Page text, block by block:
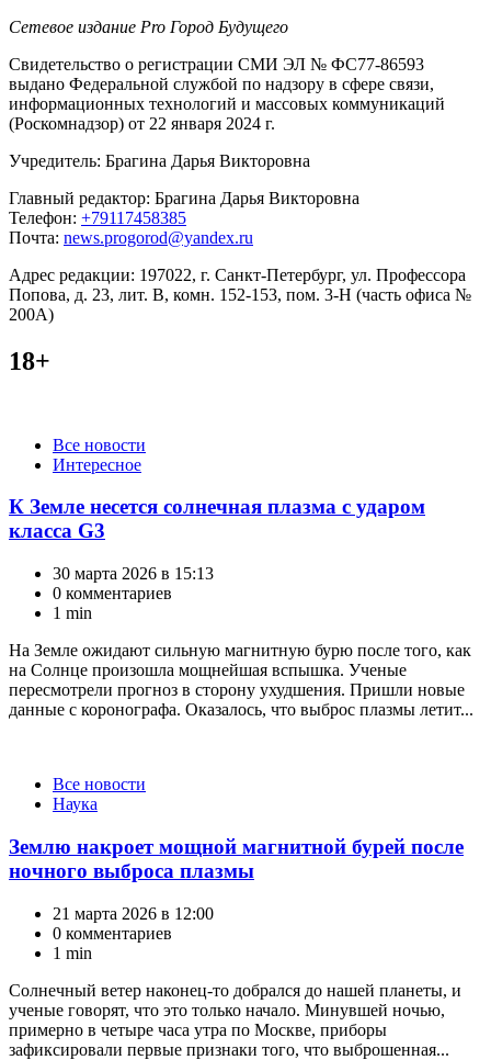
Сетевое издание Pro Город Будущего
Свидетельство о регистрации СМИ ЭЛ № ФС77-86593
выдано Федеральной службой по надзору в сфере связи,
информационных технологий и массовых коммуникаций
(Роскомнадзор) от 22 января 2024 г.
Учредитель: Брагина Дарья Викторовна
Главный редактор: Брагина Дарья Викторовна
Телефон: +79117458385
Почта: news.progorod@yandex.ru
Адрес редакции: 197022, г. Санкт-Петербург, ул. Профессора
Попова, д. 23, лит. В, комн. 152-153, пом. 3-Н (часть офиса №
200А)
18+
КатегорииВсе новости
Интересное
К Земле несется солнечная плазма с ударом
класса G3
30 марта 2026 в 15:13
0 комментариев
1 min
На Земле ожидают сильную магнитную бурю после того, как
на Солнце произошла мощнейшая вспышка. Ученые
пересмотрели прогноз в сторону ухудшения. Пришли новые
данные с коронографа. Оказалось, что выброс плазмы летит...
КатегорииВсе новости
Наука
Землю накроет мощной магнитной бурей после
ночного выброса плазмы
21 марта 2026 в 12:00
0 комментариев
1 min
Солнечный ветер наконец-то добрался до нашей планеты, и
ученые говорят, что это только начало. Минувшей ночью,
примерно в четыре часа утра по Москве, приборы
зафиксировали первые признаки того, что выброшенная...